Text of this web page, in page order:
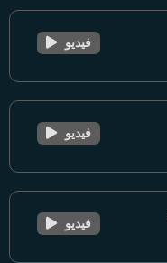
فيديو
فيديو
فيديو